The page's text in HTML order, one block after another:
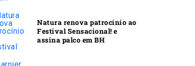
Natura renova patrocínio ao
Festival Sensacional! e
assina palco em BH